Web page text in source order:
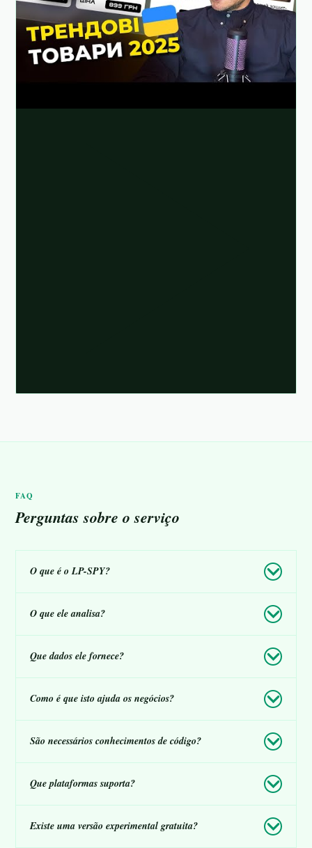
FAQ
Perguntas sobre o serviço
O que é o LP-SPY?
O que ele analisa?
Que dados ele fornece?
Como é que isto ajuda os negócios?
São necessários conhecimentos de código?
Que plataformas suporta?
Existe uma versão experimental gratuita?